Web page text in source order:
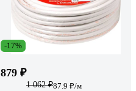
-17%
879 ₽
1 062 ₽87.9 ₽/м